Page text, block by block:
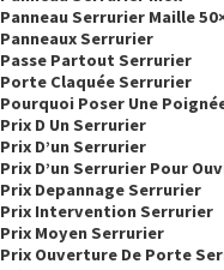
Panneau Serrurier Maille
Panneaux Serrurier
Passe Partout Serrurier
Porte Claquée Serrurier
Pourquoi Poser Une
Prix D Un Serrurier
Prix D’un Serrurier
Prix D’un Serrurier Pour
Prix Depannage Serrurier
Prix Intervention Serrurier
Prix Moyen Serrurier
Prix Ouverture De Porte